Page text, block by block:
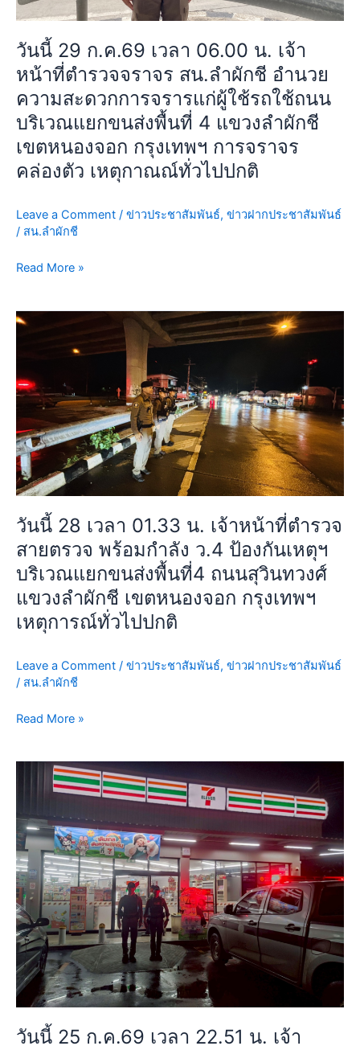
วันนี้ 29 ก.ค.69 เวลา 06.00 น. เจ้า
หน้าที่ตำรวจจราจร สน.ลำผักชี อำนวย
ความสะดวกการจรารแก่ผู้ใช้รถใช้ถนน
บริเวณแยกขนส่งพื้นที่ 4 แขวงลำผักชี
เขตหนองจอก กรุงเทพฯ การจราจร
คล่องตัว เหตุกาณณ์ทั่วไปปกติ
Leave a Comment / ข่าวประชาสัมพันธ์, ข่าวฝากประชาสัมพันธ์
/ สน.ลำผักชี
ผักชี
อำนวย
ความ
สะดวก
การ
จราร
แก่
ผู้
ใช้
ใช้
ถนน
แยก
4
ผักชี
เขต
หนองจอก
กรุงเทพฯ
การ
จราจร
คล่อง
ตัว
เห
ตุ
กาณณ์
ทั่วไป
Read More »
วันนี้ 28 เวลา 01.33 น. เจ้าหน้าที่ตำรวจ
สายตรวจ พร้อมกำลัง ว.4 ป้องกันเหตุฯ
บริเวณแยกขนส่งพื้นที่4 ถนนสุวินทวงศ์
แขวงลำผักชี เขตหนองจอก กรุงเทพฯ
เหตุการณ์ทั่วไปปกติ
Leave a Comment / ข่าวประชาสัมพันธ์, ข่าวฝากประชาสัมพันธ์
/ สน.ลำผักชี
วัน
เวลา
01.33
น.
เจ้า
หน้าที่
ตำรวจ
สาย
พร้อม
กำลัง
ว.4
ป้องกัน
เห
ตุฯ
แยก
ขนส่ง
ถนน
วิ
แขวง
ลำ
ผักชี
เขต
หนองจอก
กรุงเทพฯ
เหตุการณ์
ทั่วไป
ปกติ
Read More »
วันนี้ 25 ก.ค.69 เวลา 22.51 น. เจ้า
ก.ค.69
เวลา
22.51
น.
เจ้า
หน้าที่
ตำรวจ
สาย
ตรวจ
ว.4
ป้องกัน
เห